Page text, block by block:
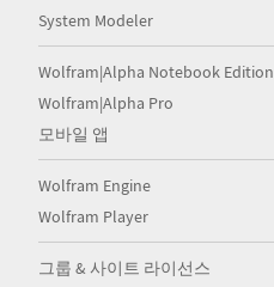
System Modeler
Wolfram|Alpha Notebook Edition
Wolfram|Alpha Pro
모바일 앱
Wolfram Engine
Wolfram Player
그룹 & 사이트 라이선스